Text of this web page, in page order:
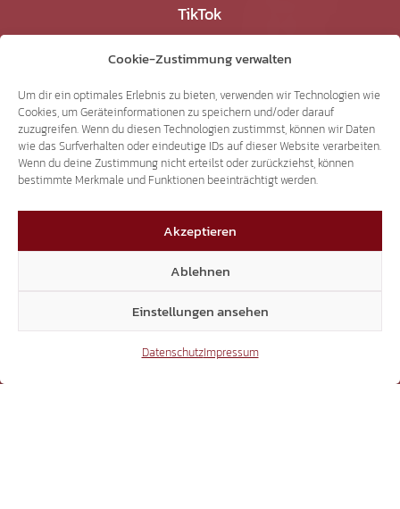
Cookie-Zustimmung verwalten
Um dir ein optimales Erlebnis zu bieten, verwenden wir Technologien wie
Cookies, um Geräteinformationen zu speichern und/oder darauf
zuzugreifen. Wenn du diesen Technologien zustimmst, können wir Daten
wie das Surfverhalten oder eindeutige IDs auf dieser Website verarbeiten.
Wenn du deine Zustimmung nicht erteilst oder zurückziehst, können
bestimmte Merkmale und Funktionen beeinträchtigt werden.
Akzeptieren
Ablehnen
Einstellungen ansehen
DatenschutzImpressum
TikTok
41.370
X
3.507
Threads